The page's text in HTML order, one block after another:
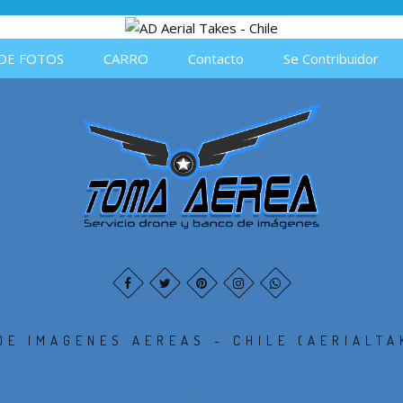
FOTOS CARRO Contacto Se Contribuidor
IMAGENES AEREAS - CHILE
.